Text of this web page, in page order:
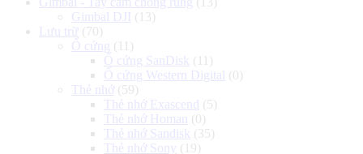
Gimbal DJI (13)
Lưu trữ (70)
Ổ cứng (11)
Ổ cứng SanDisk (11)
Ổ cứng Western Digital (0)
Thẻ nhớ (59)
Thẻ nhớ Exascend
(5)
Thẻ nhớ Homan
(0)
Thẻ nhớ Sandisk (35)
Thẻ nhớ Sony (19)